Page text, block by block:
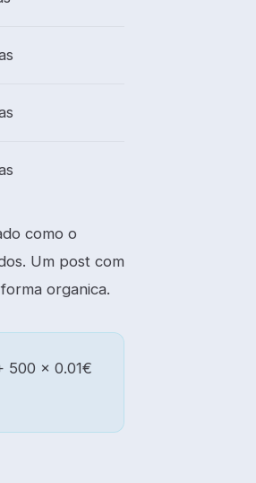
como o
Um post com
organica.
500 x 0.01€